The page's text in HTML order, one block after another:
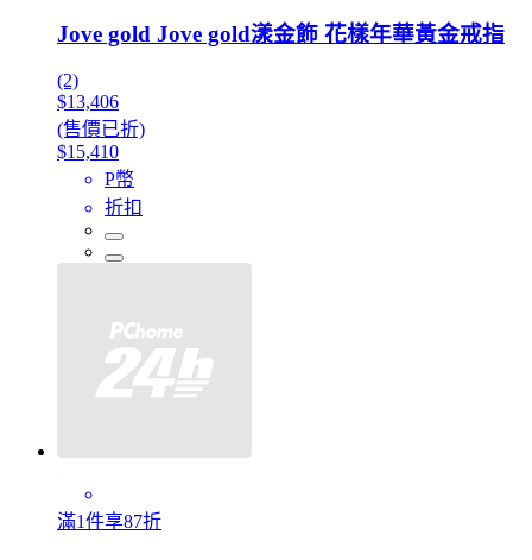
Jove gold Jove gold漾金飾 花樣年華黃金戒指
(2)
$13,406
(售價已折)
$15,410
P幣
折扣
滿1件享87折